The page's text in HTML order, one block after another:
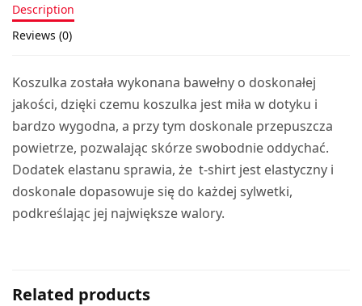
Description
Reviews (0)
Koszulka została wykonana bawełny o doskonałej
jakości, dzięki czemu koszulka jest miła w dotyku i
bardzo wygodna, a przy tym doskonale przepuszcza
powietrze, pozwalając skórze swobodnie oddychać.
Dodatek elastanu sprawia, że t-shirt jest elastyczny i
doskonale dopasowuje się do każdej sylwetki,
podkreślając jej największe walory.
Related products